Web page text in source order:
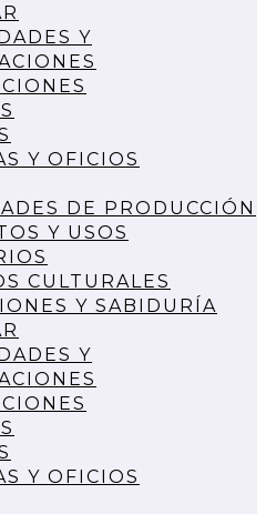
Y
Y OFICIOS
DE PRODUCCIÓN
Y USOS
CULTURALES
Y SABIDURÍA
Y
Y OFICIOS